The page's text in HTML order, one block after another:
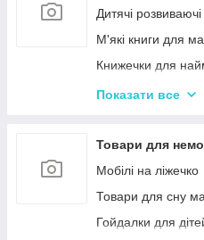
Дитяче кермо
Іграшка
Каталки з ручкою і
Розвиваючі
Магнітна
Стрибуни для дітей
Дитячі розвиваючі
М'які книги для
Книжечки для
Книги з наклейками
Книги для дітей
Книги для підлітків
Енциклопедії для
Показати все
Товари для
Мобілі на ліжечко
Товари для сну
Гойдалки для